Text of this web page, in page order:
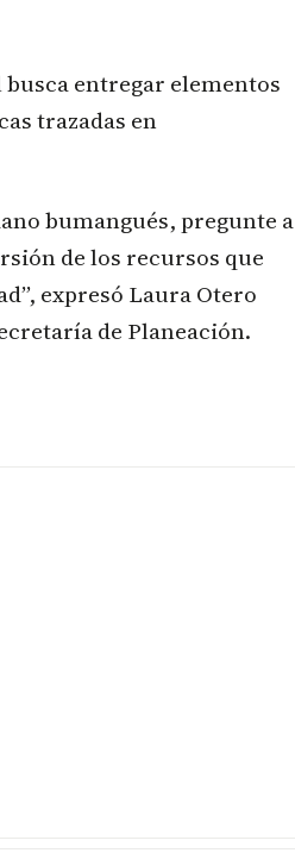
entregar elementos
trazadas en
bumangués, pregunte a
de los recursos que
expresó Laura Otero
de Planeación.